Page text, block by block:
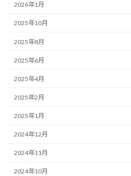
2026年1月
2025年10月
2025年8月
2025年6月
2025年4月
2025年2月
2025年1月
2024年12月
2024年11月
2024年10月